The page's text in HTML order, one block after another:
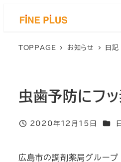
TOPPAGE お知らせ 日記
虫歯予防にフッ
投稿日
2020年12月15日 カテ
広島市の調剤薬局グループ